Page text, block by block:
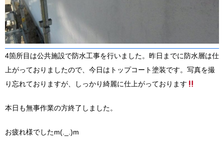
4箇所目は公共施設で防水工事を行いました。昨日までに防水層は仕
上がっておりましたので、今日はトップコート塗装です。写真を撮
り忘れておりますが、しっかり綺麗に仕上がっております
本日も無事作業の方終了しました。
お疲れ様でしたm(._.)m